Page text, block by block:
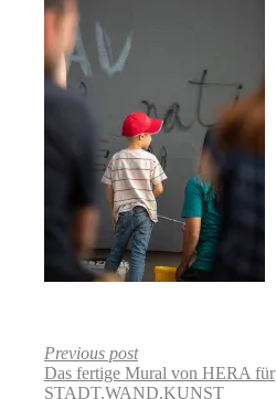
Previous post
Das fertige Mural von HERA für
STADT.WAND.KUNST